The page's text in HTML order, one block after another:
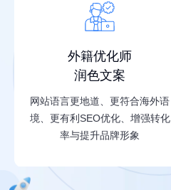
外籍优化师
润色文案
网站语言更地道、更符合海外语
境、更有利SEO优化、增强转化
率与提升品牌形象